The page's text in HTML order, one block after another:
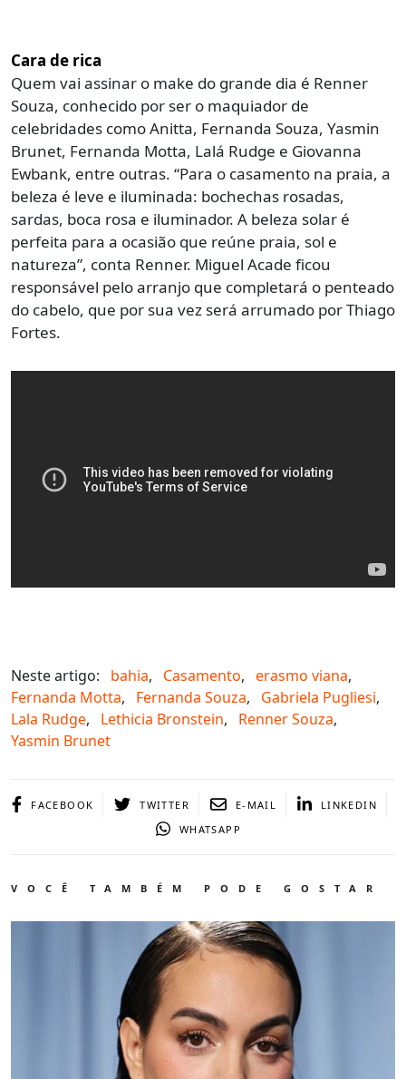
Cara de rica
Quem vai assinar o make do grande dia é Renner
Souza, conhecido por ser o maquiador de
celebridades como Anitta, Fernanda Souza, Yasmin
Brunet, Fernanda Motta, Lalá Rudge e Giovanna
Ewbank, entre outras. “Para o casamento na praia, a
beleza é leve e iluminada: bochechas rosadas,
sardas, boca rosa e iluminador. A beleza solar é
perfeita para a ocasião que reúne praia, sol e
natureza”, conta Renner. Miguel Acade ficou
responsável pelo arranjo que completará o penteado
do cabelo, que por sua vez será arrumado por Thiago
Fortes.
Neste artigo: bahia, Casamento, erasmo viana,
Fernanda Motta, Fernanda Souza, Gabriela Pugliesi,
Lala Rudge, Lethicia Bronstein, Renner Souza,
Yasmin Brunet
FACEBOOK TWITTER E-MAIL
LINKEDIN
WHATSAPP
VOCÊ TAMBÉM PODE GOSTAR